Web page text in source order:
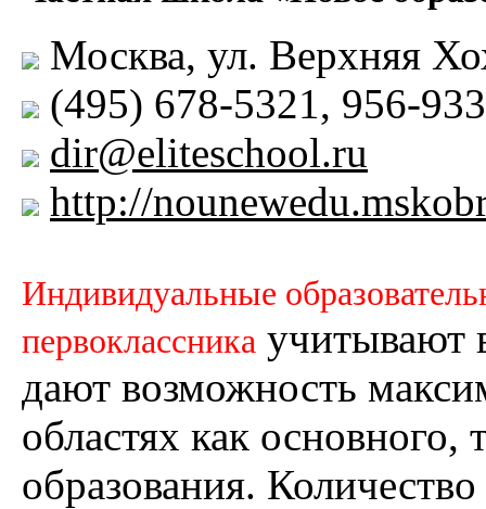
Москва, ул. Верхняя
(495) 678-5321, 956-
dir@eliteschool.ru
http://
Индивидуальные
первоклассника учитывают
дают возможность
областях как основного,
образования.